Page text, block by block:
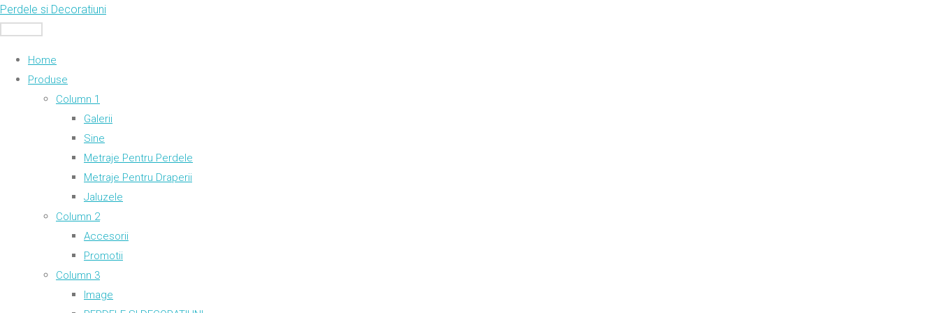
Skip
Perdele si Decoratiuni
Home
Produse
Column 1
Galerii
Sine
Metraje Pentru Perdele
Metraje Pentru Draperii
Jaluzele
Column 2
Accesorii
Promotii
Column 3
Image